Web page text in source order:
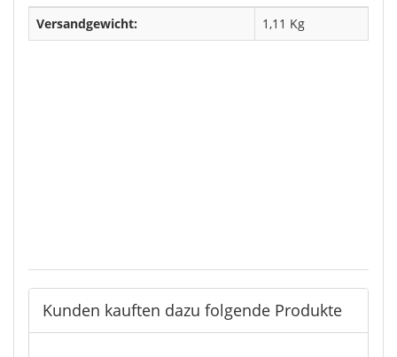
Versandgewicht: 1,11 Kg
Kunden kauften dazu folgende Produkte